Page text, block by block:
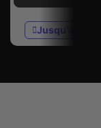
Jusqu'à -